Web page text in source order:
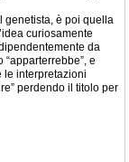
genetista, è poi quella
curiosamente
da
e
le interpretazioni
perdendo il titolo per